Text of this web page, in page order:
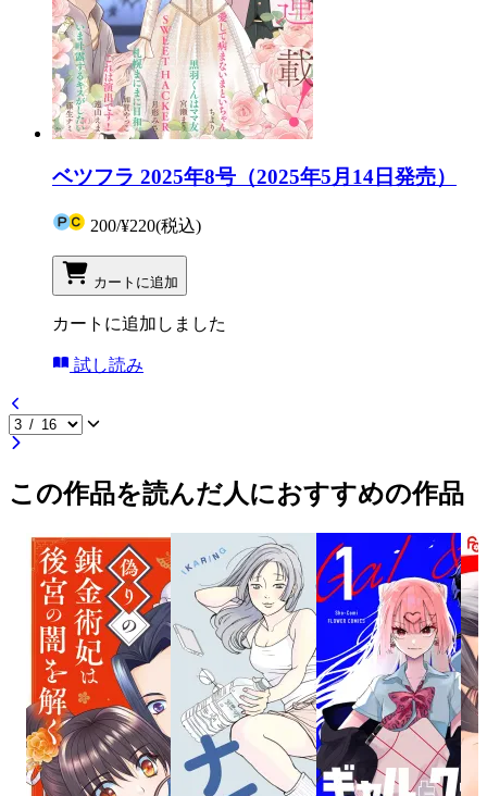
ベツフラ 2025年8号（2025年5月14日発売）
200/¥220(税込)
カートに追加
カートに追加しました
試し読み
この作品を読んだ人におすすめの作品